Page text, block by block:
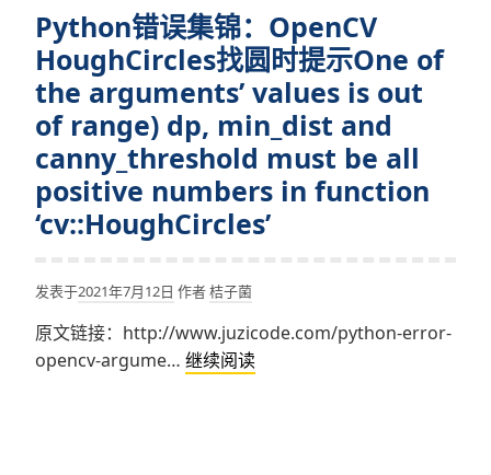
failed)
j
<
nimages
in
function
'cv::histPrepareImages'
OpenCV
calcHist
计
算
直
方
图
提
convert
object
to
vector
Python错误集锦：OpenCV
HoughCircles找圆时提示One of
the arguments’ values is out
of range) dp, min_dist and
canny_threshold must be all
positive numbers in function
‘cv::HoughCircles’
发表于2021年7月12日 作者桔子菌
原文链接：http://www.juzicode.com/python-error-
opencv-argume… 继续阅读Python